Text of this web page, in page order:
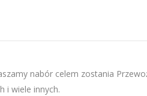
nabór celem zostania
i wiele innych.